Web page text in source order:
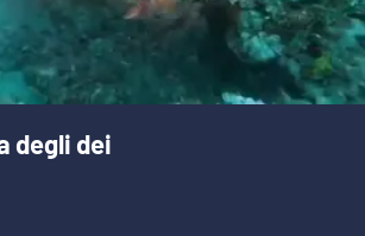
degli dei